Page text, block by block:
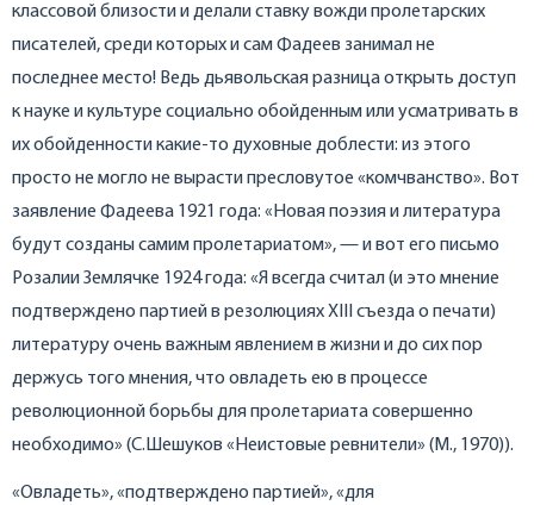
классовой близости и делали ставку вожди пролетарских
писателей, среди которых и сам Фадеев занимал не
последнее место! Ведь дьявольская разница открыть доступ
к науке и культуре социально обойденным или усматривать в
их обойденности какие-то духовные доблести: из этого
просто не могло не вырасти пресловутое «комчванство». Вот
заявление Фадеева 1921 года: «Новая поэзия и литература
будут созданы самим пролетариатом», — и вот его письмо
Розалии Землячке 1924 года: «Я всегда считал (и это мнение
подтверждено партией в резолюциях ХIII съезда о печати)
литературу очень важным явлением в жизни и до сих пор
держусь того мнения, что овладеть ею в процессе
революционной борьбы для пролетариата совершенно
необходимо» (С.Шешуков «Неистовые ревнители» (М., 1970)).
«Овладеть», «подтверждено партией», «для